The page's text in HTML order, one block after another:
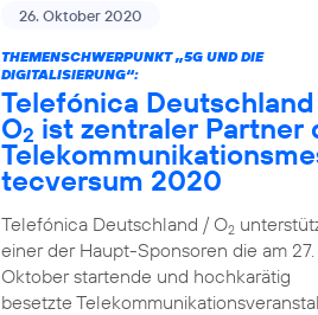
26. Oktober 2020
THEMENSCHWERPUNKT „5G UND DIE
DIGITALISIERUNG“:
Telefónica
O2 ist zentraler Partner
tecversum 2020
Telefónica Deutschland / O2
einer der Haupt-Sponsoren die am 27.
Oktober startende und hochkarätig
besetzte